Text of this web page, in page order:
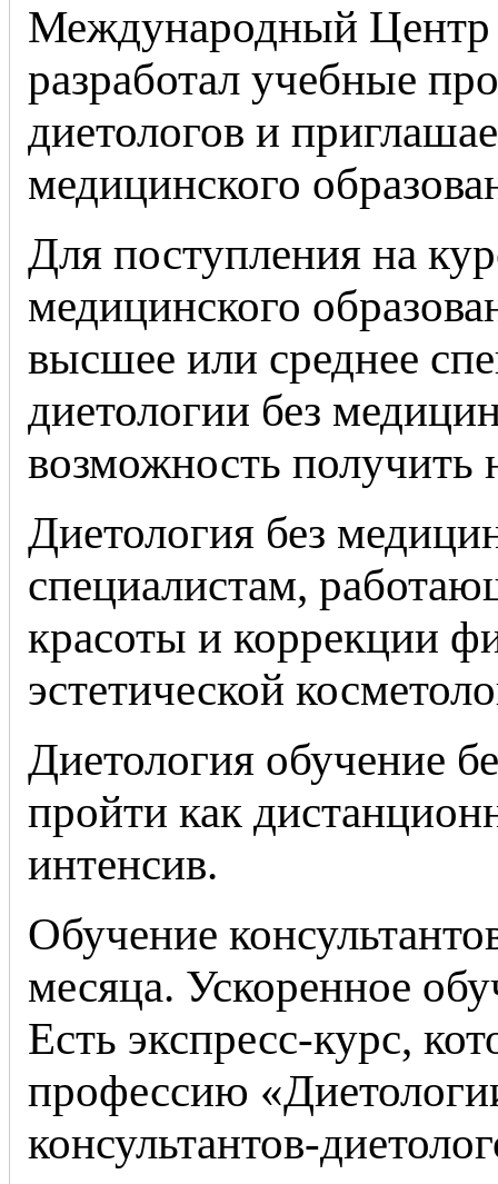
Международный Центр
разработал учебные
диетологов и
медицинского
Для поступления на
медицинского
высшее или среднее
диетологии без
возможность
Диетология без
специалистам,
красоты и коррекции
эстетической
Диетология обучение
пройти как
интенсив.
Обучение
месяца. Ускоренное
Есть экспресс-курс,
профессию
консультантов-